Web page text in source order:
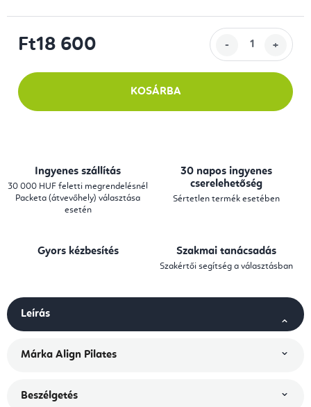
Ft18 600
KOSÁRBA
Ingyenes szállítás
30 000 HUF feletti megrendelésnél
Packeta (átvevőhely) választása
esetén
30 napos ingyenes
cserelehetőség
Sértetlen termék esetében
Gyors kézbesítés Szakmai tanácsadás
Szakértői segítség a választásban
Leírás
Márka Align Pilates
Beszélgetés